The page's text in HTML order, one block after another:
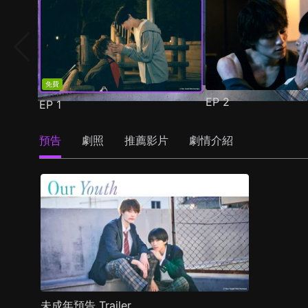
免費
EP1 EP2
預告 劇照 推薦影片 劇情介紹
未成年預告 Trailer